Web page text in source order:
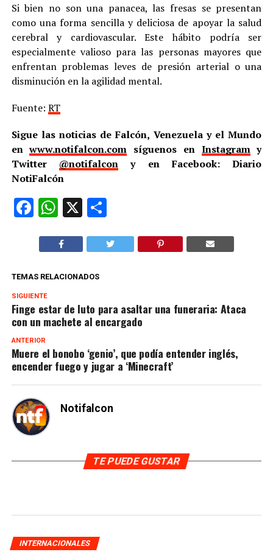
Si bien no son una panacea, las fresas se presentan
como una forma sencilla y deliciosa de apoyar la salud
cerebral y cardiovascular. Este hábito podría ser
especialmente valioso para las personas mayores que
enfrentan problemas leves de presión arterial o una
disminución en la agilidad mental.
Fuente: RT
Sigue las noticias de Falcón, Venezuela y el Mundo
enwww.notifalcon.com síguenos en Instagramy
Twitter @notifalcon y en Facebook: Diario
NotiFalcón
Facebook
WhatsApp
X Compartir
TEMAS RELACIONADOS
SIGUIENTE
Finge estar de luto para asaltar una funeraria: Ataca
con un machete al encargado
ANTERIOR
Muere el bonobo ‘genio’, que podía entender inglés,
encender fuego y jugar a ‘Minecraft’
Notifalcon
TE PUEDE GUSTAR
INTERNACIONALES